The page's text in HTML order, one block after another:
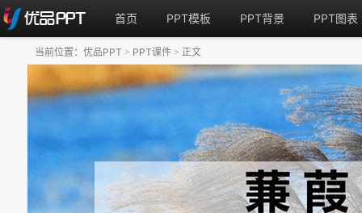
首页 PPT模板 PPT背景 PPT图表
当前位置： 优品PPT > PPT课件 > 正文